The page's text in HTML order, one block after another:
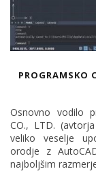
PROGRAMSKO
Osnovno vodilo
CO., LTD.
veliko veselje
orodje z
najboljšim